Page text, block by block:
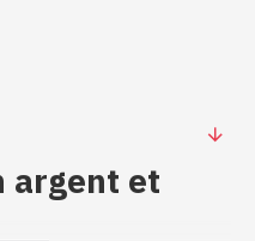
argent et